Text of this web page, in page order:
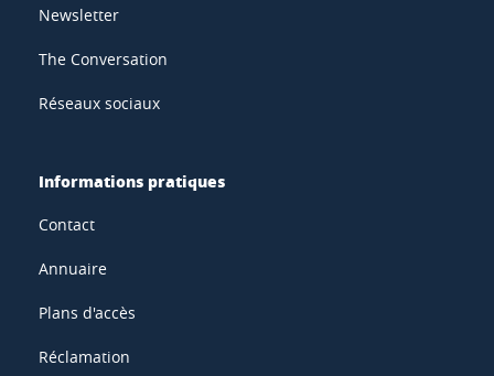
Newsletter
The Conversation
Réseaux sociaux
Informations pratiques
Contact
Annuaire
Plans d'accès
Réclamation